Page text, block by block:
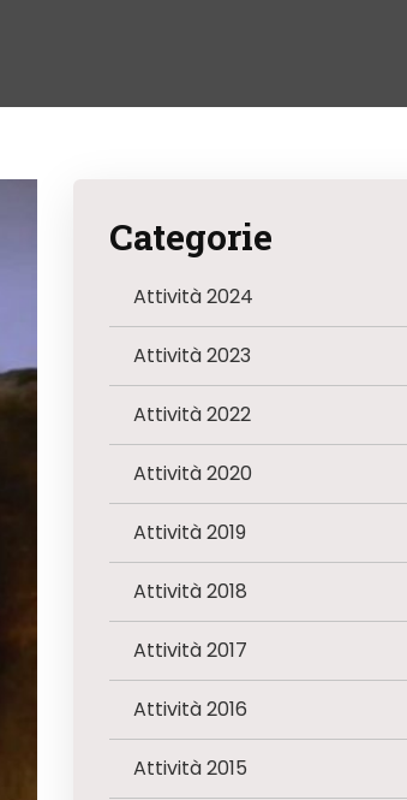
Categorie
Attività 2024
Attività 2023
Attività 2022
Attività 2020
Attività 2019
Attività 2018
Attività 2017
Attività 2016
Attività 2015